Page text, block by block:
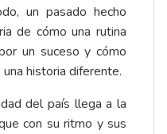
un pasado hecho
de cómo una rutina
un suceso y cómo
historia diferente.
del país llega a la
con su ritmo y sus